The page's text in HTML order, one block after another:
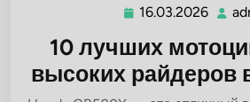
16.03.2026
10 лучших
высоких райдеров